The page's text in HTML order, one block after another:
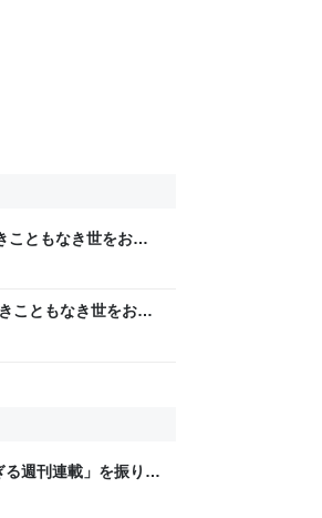
こともなき世をおも
こともなき世をおも
週刊連載」を振り返
クな舞台裏 | 日刊